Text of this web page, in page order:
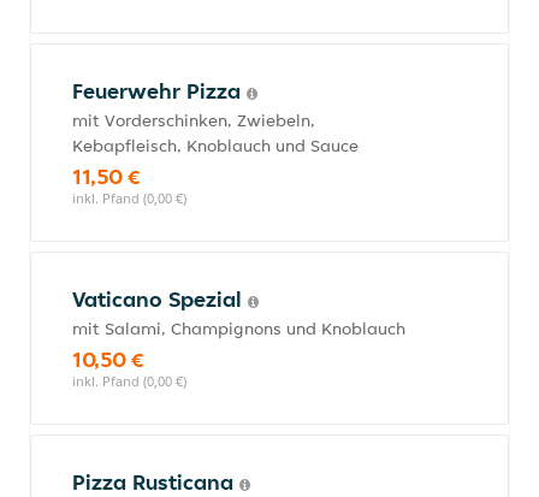
Feuerwehr Pizza
mit Vorderschinken, Zwiebeln,
Kebapfleisch, Knoblauch und Sauce
11,50 €
inkl. Pfand (0,00 €)
Vaticano Spezial
mit Salami, Champignons und Knoblauch
10,50 €
inkl. Pfand (0,00 €)
Pizza Rusticana